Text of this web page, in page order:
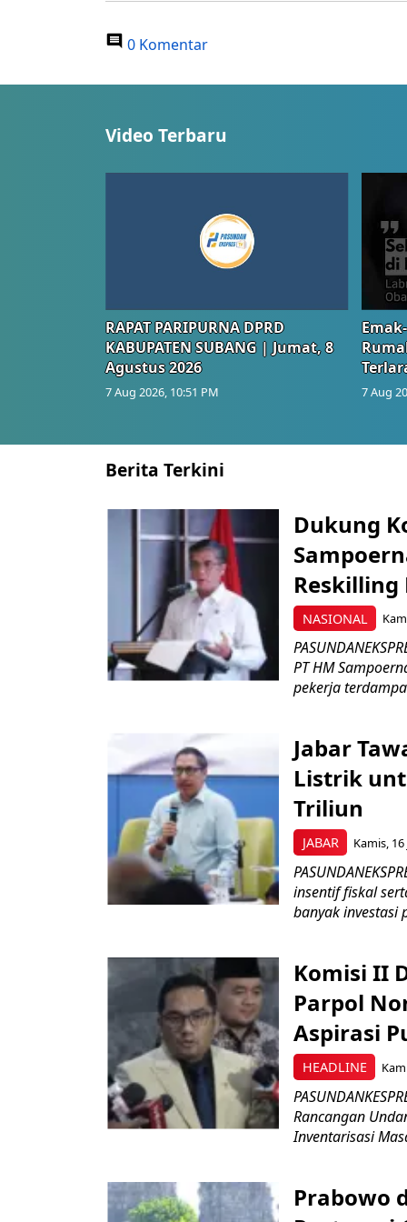
0 Komentar
Video Terbaru
RAPAT PARIPURNA DPRD
KABUPATEN SUBANG | Jumat, 8
Agustus 2026
7 Aug 2026, 10:51 PM 7 Aug
Berita Terkini
NASIONAL
Dukung
Reskilling
PT HM
pekerja
JABAR
Jabar
Listrik
Triliun
Kamis,
insentif fiskal
banyak investasi
HEADLINE
Komisi II
Parpol
Aspirasi
Rancangan
Inventarisasi
Prabowo